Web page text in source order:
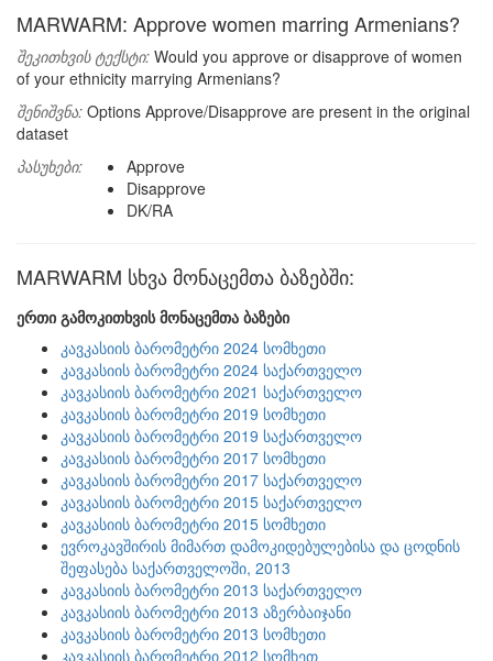
MARWARM: Approve women marring Armenians?
შეკითხვის ტექსტი: Would you approve or disapprove of women
of your ethnicity marrying Armenians?
შენიშვნა: Options Approve/Disapprove are present in the original
dataset
პასუხები:
Approve
Disapprove
DK/RA
MARWARM სხვა მონაცემთა ბაზებში:
ერთი გამოკითხვის მონაცემთა ბაზები
კავკასიის ბარომეტრი 2024 სომხეთი
კავკასიის ბარომეტრი 2024 საქართველო
კავკასიის ბარომეტრი 2021 საქართველო
კავკასიის ბარომეტრი 2019 სომხეთი
კავკასიის ბარომეტრი 2019 საქართველო
კავკასიის ბარომეტრი 2017 სომხეთი
კავკასიის ბარომეტრი 2017 საქართველო
კავკასიის ბარომეტრი 2015 საქართველო
კავკასიის ბარომეტრი 2015 სომხეთი
ევროკავშირის მიმართ დამოკიდებულებისა და ცოდნის
შეფასება საქართველოში, 2013
კავკასიის ბარომეტრი 2013 საქართველო
კავკასიის ბარომეტრი 2013 აზერბაიჯანი
კავკასიის ბარომეტრი 2013 სომხეთი
კავკასიის ბარომეტრი 2012 სომხეთ